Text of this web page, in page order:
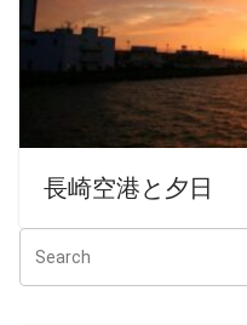
長崎空港と夕日